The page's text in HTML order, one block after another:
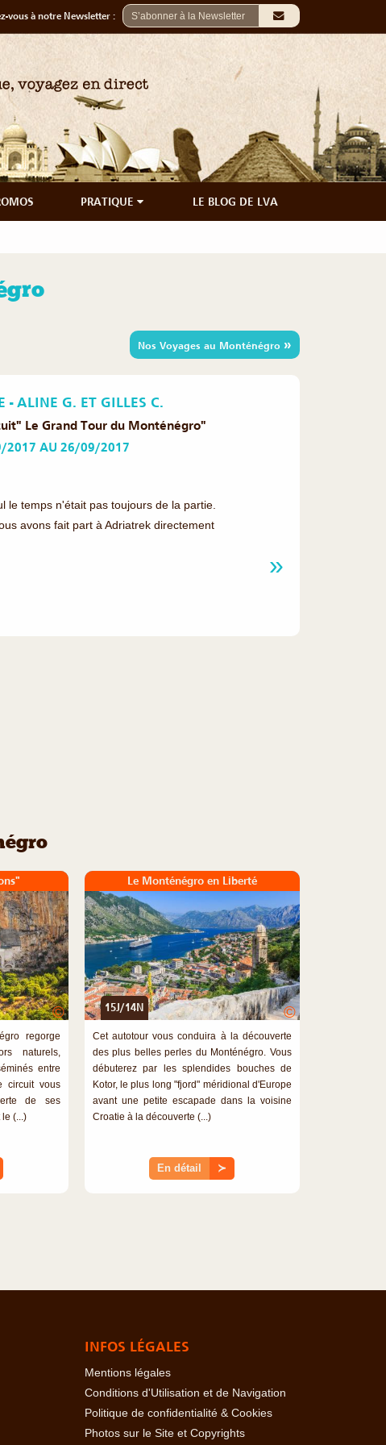
vous à notre Newsletter :
PRATIQUE LE BLOG DE LVA
Nos Voyages au Monténégro »
- ALINE G. ET GILLES C.
Le Grand Tour du Monténégro"
2017 AU 26/09/2017
le temps n'était pas toujours de la partie.
avons fait part à Adriatrek directement
©
regorge
naturels,
entre
circuit vous
de ses
(...)
Le Monténégro en Liberté
15J/14N ©
Cet autotour vous conduira à la découverte
des plus belles perles du Monténégro. Vous
débuterez par les splendides bouches de
Kotor, le plus long "fjord" méridional d'Europe
avant une petite escapade dans la voisine
Croatie à la découverte (...)
En détail ≻
INFOS LÉGALES
Mentions légales
Conditions d'Utilisation et de Navigation
Politique de confidentialité & Cookies
Photos sur le Site et Copyrights